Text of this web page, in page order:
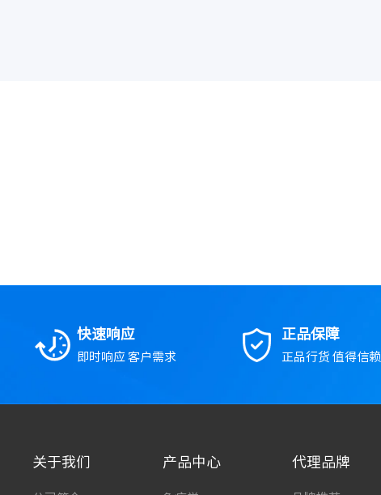
快速响应
即时响应 客户需求
正品保障
正品行货 值得信赖
关于我们 产品中心 代理品牌